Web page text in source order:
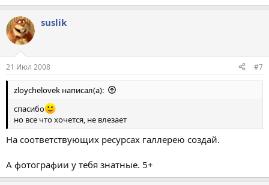
suslik
21 Июл 2008 #7
zloychelovek написал(а):
спасибо
но все что хочется, не влезает
На соответствующих ресурсах галлерею создай.
А фотографии у тебя знатные. 5+